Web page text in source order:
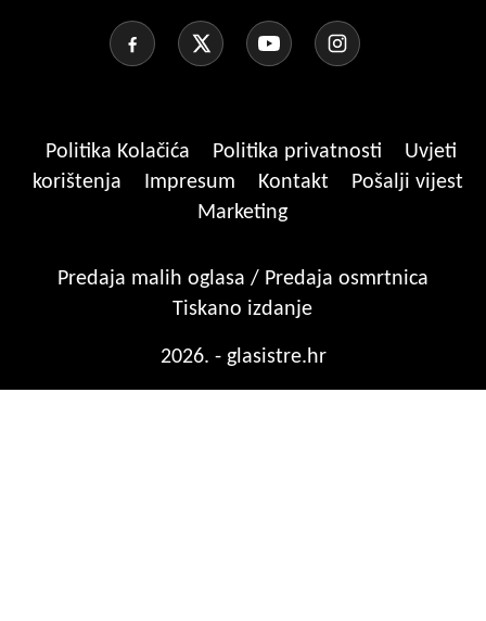
Politika Kolačića Politika privatnosti
Uvjeti
korištenja
Impresum Kontakt
Pošalji vijest
Marketing
Predaja malih oglasa / Predaja osmrtnica
Tiskano izdanje
2026. - glasistre.hr